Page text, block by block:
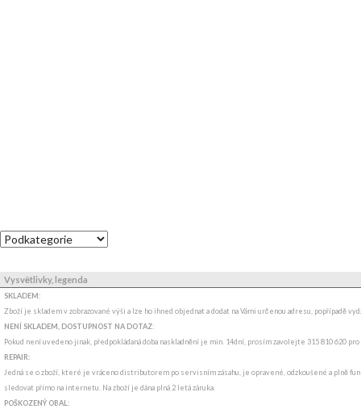
Vysvětlivky, legenda
SKLADEM:
Zboží je skladem v zobrazované výši a lze ho ihned objednat a dodat na Vámi určenou adresu, popřípadě
NENÍ SKLADEM, DOSTUPNOST NA DOTAZ:
Pokud není uvedeno jinak, předpokládaná doba naskladnění je min. 14dní, prosím zavolejte 315 810 620
REPAIR:
Jedná se o zboží, které je vráceno distributorem po servisním zásahu, je opravené, odzkoušené a plně
sledovat přímo na internetu. Na zboží je dána plná 2 letá záruka.
POŠKOZENÝ OBAL: